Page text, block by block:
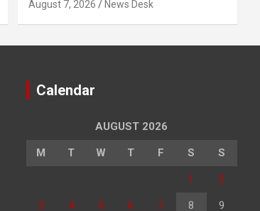
August 7, 2026 News Desk
Calendar
AUGUST 2026
M T W T F S S
1 2
3 4 5 6 7 8 9